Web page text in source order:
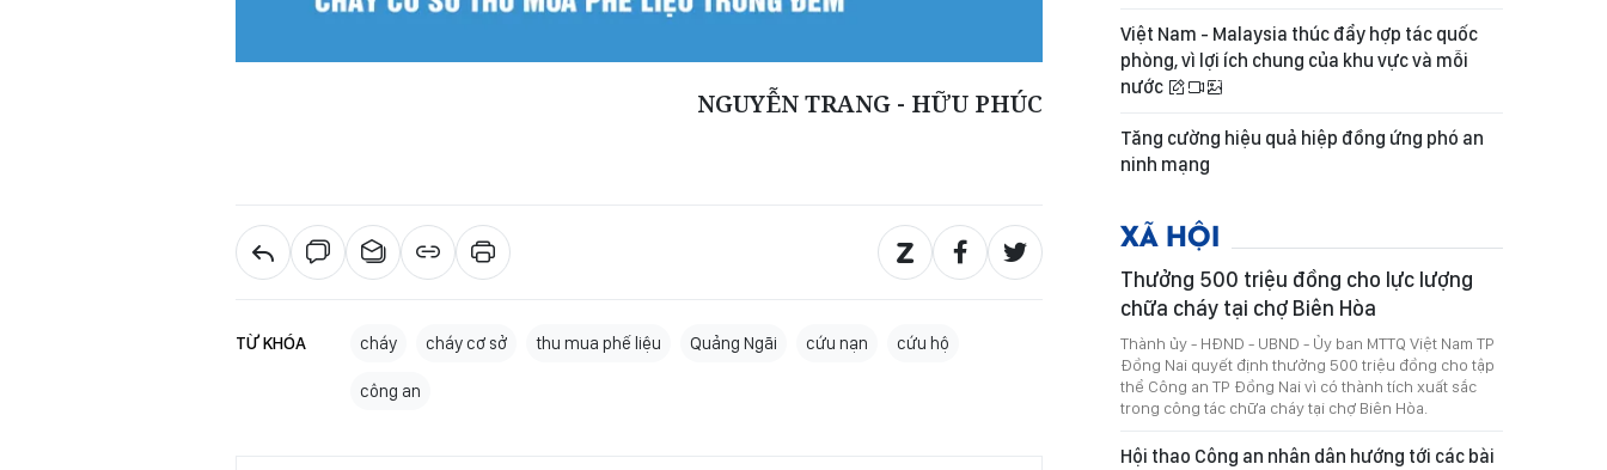
NGUYỄN TRANG - HỮU PHÚC
TỪ KHÓA cháy cháy cơ sở thu mua phế liệu Quảng Ngãi cứu nạn cứu hộ
công an
Việt Nam - Malaysia thúc đẩy hợp tác quốc
phòng, vì lợi ích chung của khu vực và mỗi
nước
Tăng cường hiệu quả hiệp đồng ứng phó an
ninh mạng
XÃ HỘI
Thưởng 500 triệu đồng cho lực lượng
chữa cháy tại chợ Biên Hòa
Thành ủy - HĐND - UBND - Ủy ban MTTQ Việt Nam TP
Đồng Nai quyết định thưởng 500 triệu đồng cho tập
thể Công an TP Đồng Nai vì có thành tích xuất sắc
trong công tác chữa cháy tại chợ Biên Hòa.
Hội thao Công an nhân dân hướng tới các bài